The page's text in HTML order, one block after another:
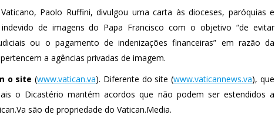
Paolo Ruffini, divulgou uma carta às dioceses, paróquias e
de imagens do Papa Francisco com o objetivo “de evitar
ou o pagamento de indenizações financeiras” em razão da
a agências privadas de imagem.
o site (www.vatican.va). Diferente do site (www.vaticannews.va), que
o Dicastério mantém acordos que não podem ser estendidos a
são de propriedade do Vatican.Media.